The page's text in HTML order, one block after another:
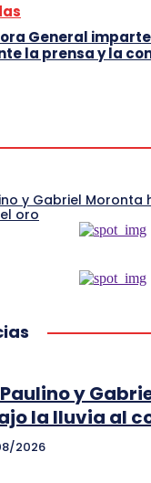
General
la prensa y la
y Gabriel
oro
y
la lluvia al
2026